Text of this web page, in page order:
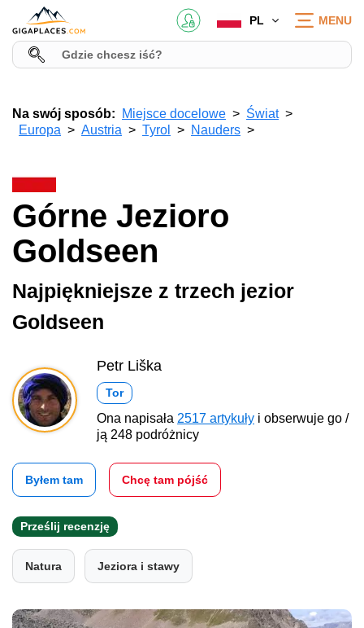
PL MENU
Na swój sposób: Miejsce docelowe
Świat
Europa
Austria Tyrol Nauders
Górne Jezioro
Goldseen
Najpiękniejsze z trzech jezior
Goldseen
Petr Liška
Tor
Ona napisała 2517 artykuły i obserwuje go /
ją 248 podróżnicy
Byłem tam Chcę tam pójść
Prześlij recenzję
Natura Jeziora i stawy